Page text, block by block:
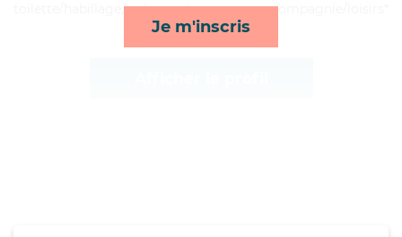
Je m'inscris
toilette/habillage, ménage, transports et compagnie/loisirs*